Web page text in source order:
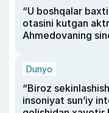
“U boshqalar
otasini kutgan
Ahmedovaning
Dunyo
“Biroz
insoniyat sun’iy